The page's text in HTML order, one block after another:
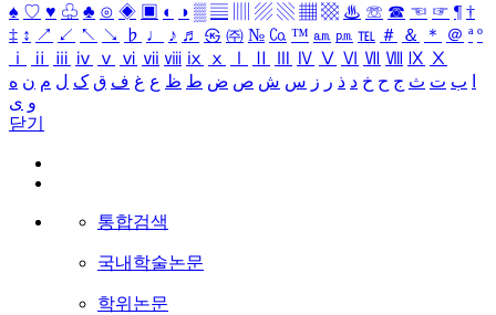
♠ ♡ ♥ ♧ ♣ ⊙ ◈ ▣ ◐ ◑ ▒ ▤ ▨ ▧ ▦ ▩ ♨ ☏ ☎ ☜ ☞ ¶ †
‡ ↕ ↗ ↙ ↖ ↘ ♭ ♩ ♪ ♬ ㉿ ㈜ № ㏇ ™ ㏂ ㏘ ℡ ＃ ＆ ＊ ＠ ª º
ⅰ
ⅱ ⅲ ⅳ ⅴ ⅵ ⅶ ⅷ ⅸ ⅹ Ⅳ Ⅴ Ⅵ Ⅶ Ⅷ Ⅸ Ⅹ
ب ت ث ج ح خ د ذ ر ز س ش ص ض ط ظ ع غ ف ق ک ل م ن ه
و ی
닫기
통합검색
국내학술논문
학위논문